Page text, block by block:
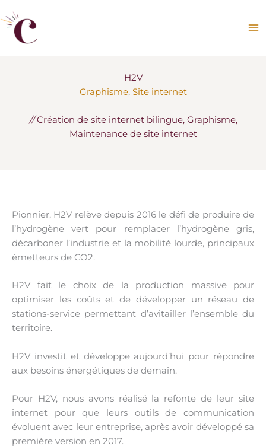
au
contenu
H2V
Graphisme, Site internet
//Création de site internet bilingue, Graphisme,
Maintenance de site internet
Pionnier, H2V relève depuis 2016 le défi de produire de
l’hydrogène vert pour remplacer l’hydrogène gris,
décarboner l’industrie et la mobilité lourde, principaux
émetteurs de CO2.
H2V fait le choix de la production massive pour
optimiser les coûts et de développer un réseau de
stations-service permettant d’avitailler l’ensemble du
territoire.
H2V investit et développe aujourd’hui pour répondre
aux besoins énergétiques de demain.
Pour H2V, nous avons réalisé la refonte de leur site
internet pour que leurs outils de communication
évoluent avec leur entreprise, après avoir développé sa
première version en 2017.